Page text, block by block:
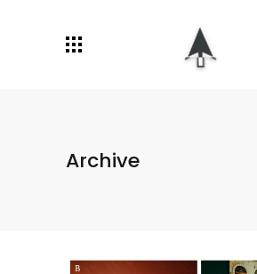
Archive